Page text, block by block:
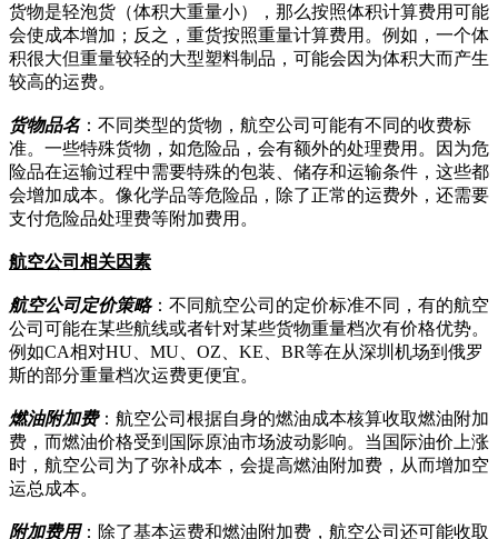
货物是轻泡货（体积大重量小），那么按照体积计算费用可能
会使成本增加；反之，重货按照重量计算费用。例如，一个体
积很大但重量较轻的大型塑料制品，可能会因为体积大而产生
较高的运费。
货物品名：不同类型的货物，航空公司可能有不同的收费标
准。一些特殊货物，如危险品，会有额外的处理费用。因为危
险品在运输过程中需要特殊的包装、储存和运输条件，这些都
会增加成本。像化学品等危险品，除了正常的运费外，还需要
支付危险品处理费等附加费用。
航空公司相关因素
航空公司定价策略：不同航空公司的定价标准不同，有的航空
公司可能在某些航线或者针对某些货物重量档次有价格优势。
例如CA相对HU、MU、OZ、KE、BR等在从深圳机场到俄罗
斯的部分重量档次运费更便宜。
燃油附加费：航空公司根据自身的燃油成本核算收取燃油附加
费，而燃油价格受到国际原油市场波动影响。当国际油价上涨
时，航空公司为了弥补成本，会提高燃油附加费，从而增加空
运总成本。
附加费用：除了基本运费和燃油附加费，航空公司还可能收取